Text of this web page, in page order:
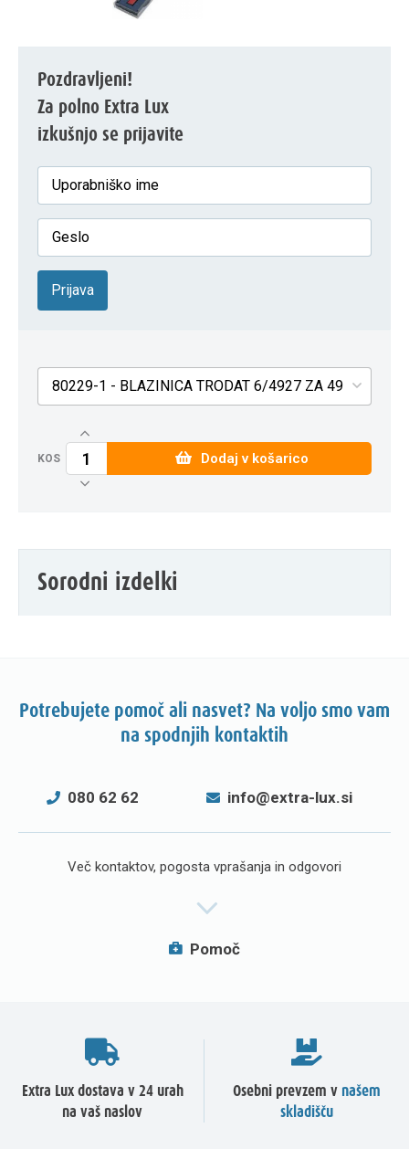
Pozdravljeni!
Za polno Extra Lux
izkušnjo se prijavite
Prijava
80229-1 - BLAZINICA TRODAT 6/4927 ZA 4927,
KOS Dodaj v košarico
Sorodni izdelki
Potrebujete pomoč ali nasvet? Na voljo smo vam
na spodnjih kontaktih
080 62 62 info@extra-lux.si
Več kontaktov, pogosta vprašanja in odgovori
Pomoč
Extra Lux dostava v 24 urah
na vaš naslov
Osebni prevzem v našem
skladišču